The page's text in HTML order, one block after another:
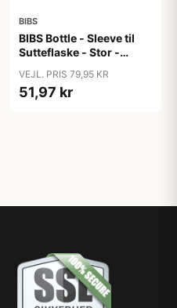
BIBS
BIBS Bottle - Sleeve til
Sutteflaske - Stor -
VEJL. PRIS 79,95 KR
51,97 kr